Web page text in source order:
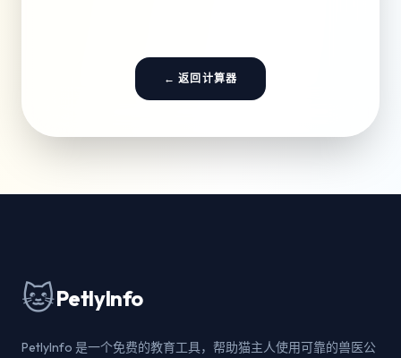
← 返回计算器
🐱PetlyInfo
PetlyInfo 是一个免费的教育工具，帮助猫主人使用可靠的兽医公